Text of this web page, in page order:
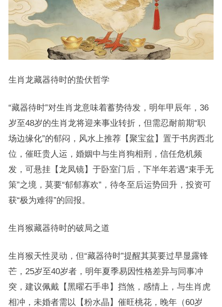
生肖龙藏器待时的蛰伏哲学
“藏器待时”对生肖龙意味着蓄势待发，明年甲辰年，36
岁至48岁的生肖龙将迎来事业转折，但需忍耐前期“职
场边缘化”的郁闷，风水上推荐【聚宝盆】置于书房西北
位，催旺贵人运，婚姻中与生肖狗相刑，信任危机频
发，可悬挂【龙凤镜】于卧室门后，下半年若遇“束手无
策”之境，莫要“郁郁寡欢”，待冬至后运势回升，投资可
获“极为难得”的回报。
生肖猴藏器待时的破局之道
生肖猴天性灵动，但“藏器待时”提醒其莫要过早显露锋
芒，25岁至40岁者，明年夏季易因性格差异与同事冲
突，建议佩戴【黑曜石手串】挡煞，感情上，与生肖虎
相冲，未婚者需以【粉水晶】催旺桃花，晚年（60岁